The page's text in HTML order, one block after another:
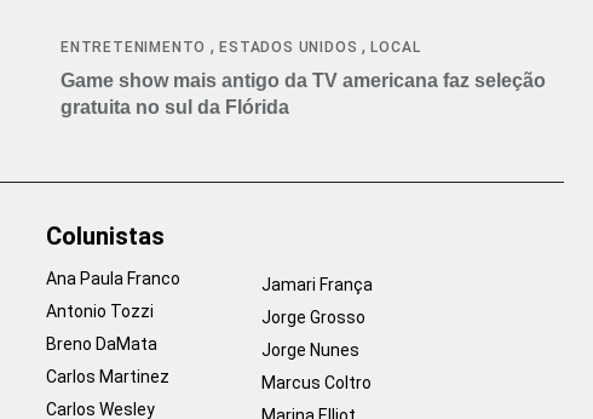
ENTRETENIMENTO ,ESTADOS UNIDOS ,LOCAL
Game show mais antigo da TV americana faz seleção
gratuita no sul da Flórida
Colunistas
Ana Paula Franco
Antonio Tozzi
Breno DaMata
Carlos Martinez
Carlos Wesley
Jamari França
Jorge Grosso
Jorge Nunes
Marcus Coltro